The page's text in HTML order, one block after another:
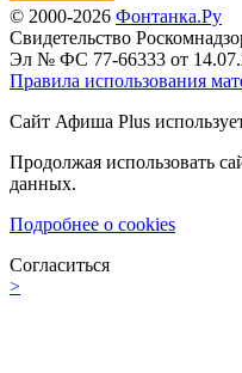
© 2000-2026 Фонтанка.Ру
Свидетельство
Эл № ФС 77-66333 от
Правила использования
Сайт Афиша Plus
Продолжая использовать
данных.
Подробнее о cookies
Согласиться
>